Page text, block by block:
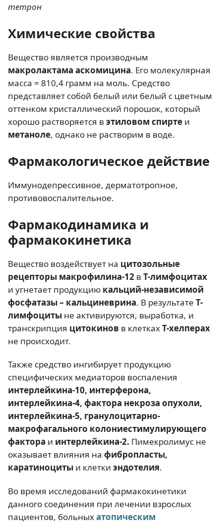
тетрон
Химические свойства
Вещество является производным
макролактама аскомицина. Его молекулярная
масса = 810,4 грамм на моль. Средство
представляет собой белый или белый с цветным
оттенком кристаллический порошок, который
хорошо растворяется в этиловом спирте и
метаноле, однако не растворим в воде.
Фармакологическое действие
Иммунодепрессивное, дерматотропное,
противовоспалительное.
Фармакодинамика и
фармакокинетика
Вещество воздействует на цитозольные
рецепторы макрофилина-12 в Т-лимфоцитах
и угнетает продукцию кальций-независимой
фосфатазы – кальциневрина. В результате Т-
лимфоциты не активируются, выработка, и
транскрипция цитокинов в клеткахТ-хелперах
не происходит.
Также средство ингибирует продукцию
специфических медиаторов воспаления
интерлейкина-10, интерферона,
интерлейкина-4, фактора некроза опухоли,
интерлейкина-5, гранулоцитарно-
макрофагального колониестимулирующего
фактора и интерлейкина-2. Пимекролимус не
оказывает влияния на фибропласты,
каратиноциты и клетки эндотелия.
Во время исследований фармакокинетики
данного соединения при лечении взрослых
пациентов, больныхатопическим